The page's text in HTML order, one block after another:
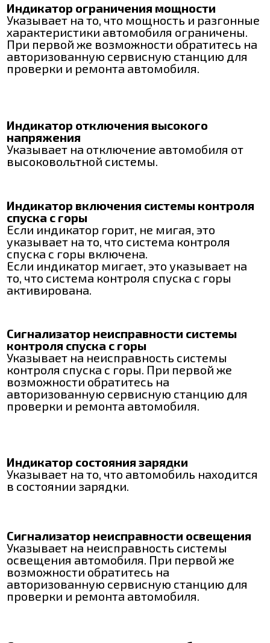
Индикатор ограничения мощности
Указывает на то, что мощность и разгонные
характеристики автомобиля ограничены.
При первой же возможности обратитесь на
авторизованную сервисную станцию для
проверки и ремонта автомобиля.
Индикатор отключения высокого
напряжения
Указывает на отключение автомобиля от
высоковольтной системы.
Индикатор включения системы контроля
спуска с горы
Если индикатор горит, не мигая, это
указывает на то, что система контроля
спуска с горы включена.
Если индикатор мигает, это указывает на
то, что система контроля спуска с горы
активирована.
Сигнализатор неисправности системы
контроля спуска с горы
Указывает на неисправность системы
контроля спуска с горы. При первой же
возможности обратитесь на
авторизованную сервисную станцию для
проверки и ремонта автомобиля.
Индикатор состояния зарядки
Указывает на то, что автомобиль находится
в состоянии зарядки.
Сигнализатор неисправности освещения
Указывает на неисправность системы
освещения автомобиля. При первой же
возможности обратитесь на
авторизованную сервисную станцию для
проверки и ремонта автомобиля.